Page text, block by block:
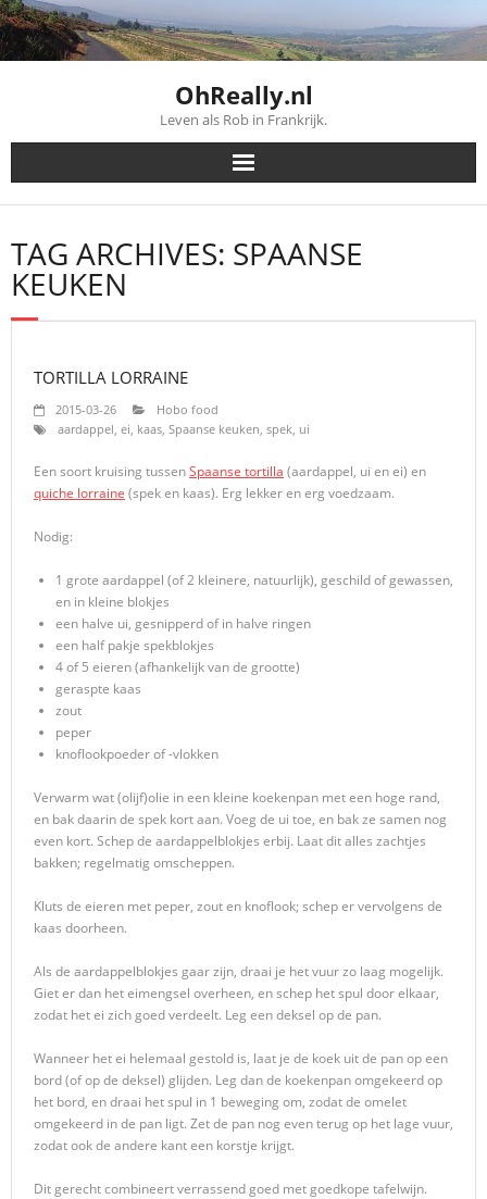
Skip
to
content
OhReally.nl
Leven als Rob in Frankrijk.
TAG ARCHIVES: SPAANSE
KEUKEN
TORTILLA LORRAINE
2015-03-26
Hobo food
aardappel, ei, kaas, Spaanse keuken, spek, ui
Een soort kruising tussenSpaanse tortilla (aardappel, ui en ei) en
quiche lorraine (spek en kaas). Erg lekker en erg voedzaam.
Nodig:
1 grote aardappel (of 2 kleinere, natuurlijk), geschild of gewassen,
en in kleine blokjes
een halve ui, gesnipperd of in halve ringen
een half pakje spekblokjes
4 of 5 eieren (afhankelijk van de grootte)
geraspte kaas
zout
peper
knoflookpoeder of -vlokken
Verwarm wat (olijf)olie in een kleine koekenpan met een hoge rand,
en bak daarin de spek kort aan. Voeg de ui toe, en bak ze samen nog
even kort. Schep de aardappelblokjes erbij. Laat dit alles zachtjes
bakken; regelmatig omscheppen.
Kluts de eieren met peper, zout en knoflook; schep er vervolgens de
kaas doorheen.
Als de aardappelblokjes gaar zijn, draai je het vuur zo laag mogelijk.
Giet er dan het eimengsel overheen, en schep het spul door elkaar,
zodat het ei zich goed verdeelt. Leg een deksel op de pan.
Wanneer het ei helemaal gestold is, laat je de koek uit de pan op een
bord (of op de deksel) glijden. Leg dan de koekenpan omgekeerd op
het bord, en draai het spul in 1 beweging om, zodat de omelet
omgekeerd in de pan ligt. Zet de pan nog even terug op het lage vuur,
zodat ook de andere kant een korstje krijgt.
Dit gerecht combineert verrassend goed met goedkope tafelwijn.